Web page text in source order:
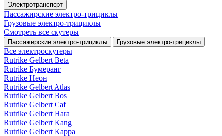
Электротранспорт
Пассажирские электро‑трициклы
Грузовые электро‑трициклы
Смотреть все скутеры
Пассажирские электро‑трициклы Грузовые электро‑трициклы
Все электро­скутеры
Rutrike Gelbert Beta
Rutrike Бумеранг
Rutrike Неон
Rutrike Gelbert Atlas
Rutrike Gelbert Bos
Rutrike Gelbert Caf
Rutrike Gelbert Hara
Rutrike Gelbert Kang
Rutrike Gelbert Kappa